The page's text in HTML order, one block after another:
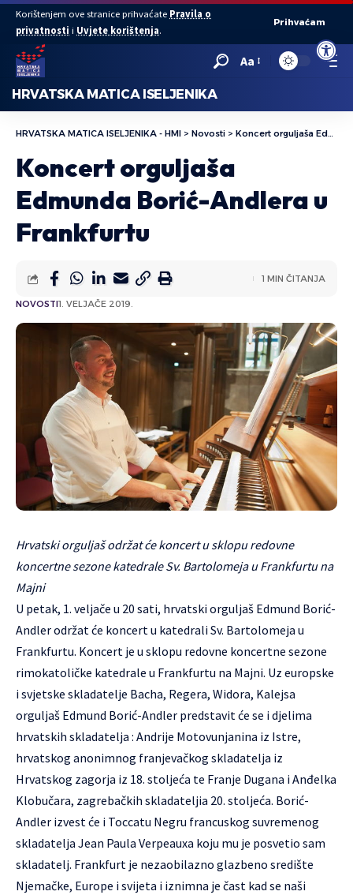
Open
Korištenjem ove stranice prihvaćate Pravila o
privatnosti i Uvjete korištenja.
Prihvaćam
Aa
HRVATSKA MATICA ISELJENIKA
HRVATSKA MATICA ISELJENIKA - HMI > Novosti > Koncert orguljaša Edmunda Borić-Andlera u Frankfurtu
Koncert orguljaša
Edmunda Borić-Andlera u
Frankfurtu
NOVOSTI1. VELJAČE 2019.
1 MIN ČITANJA
Hrvatski orguljaš održat će koncert u sklopu redovne
koncertne sezone katedrale Sv. Bartolomeja u Frankfurtu na
Majni
U petak, 1. veljače u 20 sati, hrvatski orguljaš Edmund Borić-
Andler održat će koncert u katedrali Sv. Bartolomeja u
Frankfurtu. Koncert je u sklopu redovne koncertne sezone
rimokatoličke katedrale u Frankfurtu na Majni. Uz europske
i svjetske skladatelje Bacha, Regera, Widora, Kalejsa
orguljaš Edmund Borić-Andler predstavit će se i djelima
hrvatskih skladatelja : Andrije Motovunjanina iz Istre,
hrvatskog anonimnog franjevačkog skladatelja iz
Hrvatskog zagorja iz 18. stoljeća te Franje Dugana i Anđelka
Klobučara, zagrebačkih skladateljia 20. stoljeća. Borić-
Andler izvest će i Toccatu Negru francuskog suvremenog
skladatelja Jean Paula Verpeauxa koju mu je posvetio sam
skladatelj. Frankfurt je nezaobilazno glazbeno središte
Njemačke, Europe i svijeta i iznimna je čast kad se naši